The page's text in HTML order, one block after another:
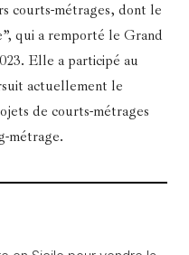
courts-métrages, dont le
qui a remporté le Grand
Elle a participé au
actuellement le
de courts-métrages
métrage.